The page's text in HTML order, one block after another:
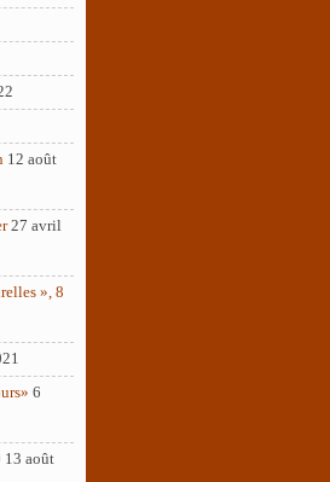
12 août
27 avril
», 8
6
13 août